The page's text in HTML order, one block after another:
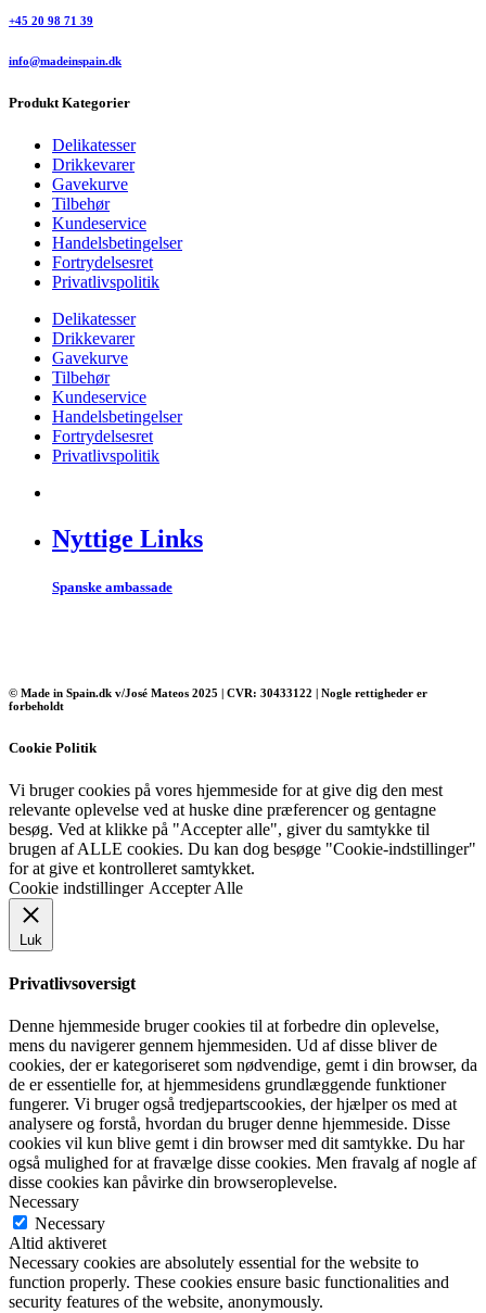
+45 20 98 71 39
info@madeinspain.dk
Produkt Kategorier
Delikatesser
Drikkevarer
Gavekurve
Tilbehør
Kundeservice
Handelsbetingelser
Fortrydelsesret
Privatlivspolitik
Delikatesser
Drikkevarer
Gavekurve
Tilbehør
Kundeservice
Handelsbetingelser
Fortrydelsesret
Privatlivspolitik
Nyttige Links
Spanske ambassade
© Made in Spain.dk v/José Mateos 2025 | CVR: 30433122 | Nogle rettigheder er
forbeholdt
Cookie Politik
Vi bruger cookies på vores hjemmeside for at give dig den mest
relevante oplevelse ved at huske dine præferencer og gentagne
besøg. Ved at klikke på "Accepter alle", giver du samtykke til
brugen af ​​ALLE cookies. Du kan dog besøge "Cookie-indstillinger"
for at give et kontrolleret samtykket.
Cookie indstillinger Accepter Alle
Luk
Privatlivsoversigt
Denne hjemmeside bruger cookies til at forbedre din oplevelse,
mens du navigerer gennem hjemmesiden. Ud af disse bliver de
cookies, der er kategoriseret som nødvendige, gemt i din browser, da
de er essentielle for, at hjemmesidens grundlæggende funktioner
fungerer. Vi bruger også tredjepartscookies, der hjælper os med at
analysere og forstå, hvordan du bruger denne hjemmeside. Disse
cookies vil kun blive gemt i din browser med dit samtykke. Du har
også mulighed for at fravælge disse cookies. Men fravalg af nogle af
disse cookies kan påvirke din browseroplevelse.
Necessary
Necessary
Altid aktiveret
Necessary cookies are absolutely essential for the website to
function properly. These cookies ensure basic functionalities and
security features of the website, anonymously.